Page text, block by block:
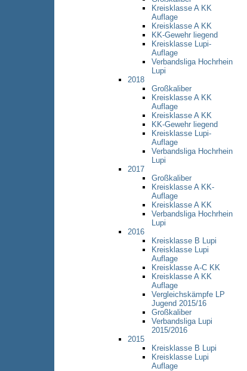
Kreisklasse A KK
Auflage
Kreisklasse A KK
KK-Gewehr liegend
Kreisklasse Lupi-
Auflage
Verbandsliga Hochrhein
Lupi
2018
Großkaliber
Kreisklasse A KK
Auflage
Kreisklasse A KK
KK-Gewehr liegend
Kreisklasse Lupi-
Auflage
Verbandsliga Hochrhein
Lupi
2017
Großkaliber
Kreisklasse A KK-
Auflage
Kreisklasse A KK
Verbandsliga Hochrhein
Lupi
2016
Kreisklasse B Lupi
Kreisklasse Lupi
Auflage
Kreisklasse A-C KK
Kreisklasse A KK
Auflage
Vergleichskämpfe LP
Jugend 2015/16
Großkaliber
Verbandsliga Lupi
2015/2016
2015
Kreisklasse B Lupi
Kreisklasse Lupi
Auflage